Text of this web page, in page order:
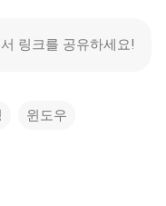
링크를 공유하세요!
윈도우